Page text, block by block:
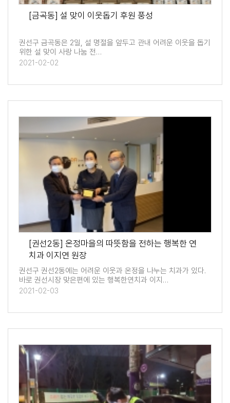
[금곡동] 설 맞이 이웃돕기 후원 풍성
권선구 금곡동은 2일, 설 명절을 앞두고 관내 어려운 이웃을 돕기
위한 설 맞이 사랑 나눔 전…
2021-02-02
[권선2동] 온정마을의 따뜻함을 전하는 행복한 연
치과 이지연 원장
권선구 권선2동에는 어려운 이웃과 온정을 나누는 치과가 있다.
바로 권선시장 맞은편에 있는 행복한연치과 이지…
2021-02-03